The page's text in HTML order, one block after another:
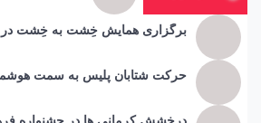
برگزاری همایش خِشت به خِشت در
حرکت شتابان پلیس به سمت